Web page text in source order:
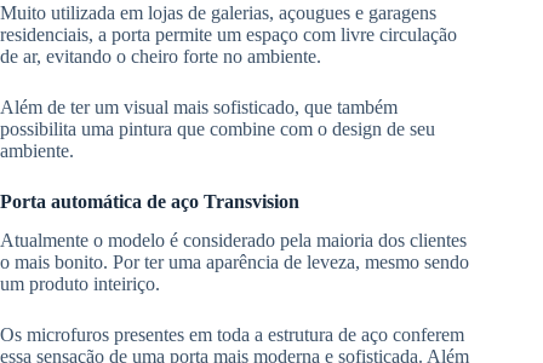
Muito utilizada em lojas de galerias, açougues e garagens
residenciais, a porta permite um espaço com livre circulação
de ar, evitando o cheiro forte no ambiente.
Além de ter um visual mais sofisticado, que também
possibilita uma pintura que combine com o design de seu
ambiente.
Porta automática de aço Transvision
Atualmente o modelo é considerado pela maioria dos clientes
o mais bonito. Por ter uma aparência de leveza, mesmo sendo
um produto inteiriço.
Os microfuros presentes em toda a estrutura de aço conferem
essa sensação de uma porta mais moderna e sofisticada. Além